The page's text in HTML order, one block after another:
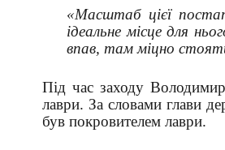
«Масштаб цієї
ідеальне місце для
впав, там міцно
Під час заходу
лаври. За словами глави
був покровителем лаври.